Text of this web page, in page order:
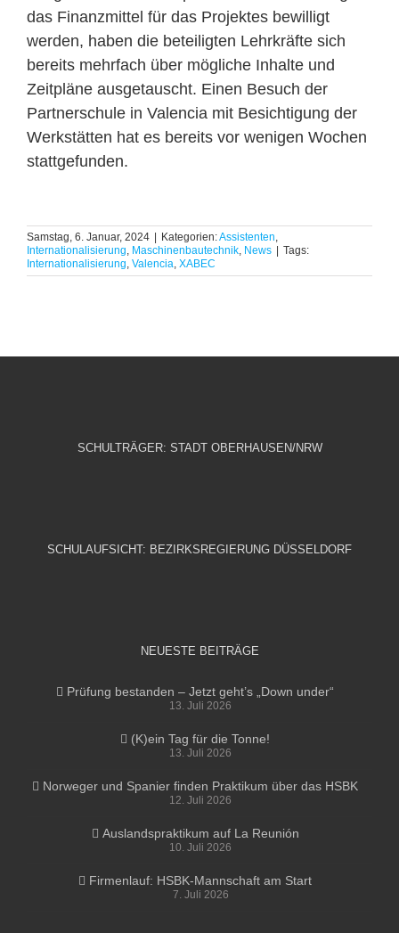
das Finanzmittel für das Projektes bewilligt
werden, haben die beteiligten Lehrkräfte sich
bereits mehrfach über mögliche Inhalte und
Zeitpläne ausgetauscht. Einen Besuch der
Partnerschule in Valencia mit Besichtigung der
Werkstätten hat es bereits vor wenigen Wochen
stattgefunden.
Samstag, 6. Januar, 2024 Kategorien:Assistenten,
Internationalisierung, Maschinenbautechnik, News
Tags:
Internationalisierung, Valencia, XABEC
SCHULTRÄGER: STADT OBERHAUSEN/NRW
SCHULAUFSICHT: BEZIRKSREGIERUNG DÜSSELDORF
NEUESTE BEITRÄGE
Prüfung bestanden – Jetzt geht’s „Down under“
13. Juli 2026
(K)ein Tag für die Tonne!
13. Juli 2026
Norweger und Spanier finden Praktikum über das HSBK
12. Juli 2026
Auslandspraktikum auf La Reunión
10. Juli 2026
Firmenlauf: HSBK-Mannschaft am Start
7. Juli 2026